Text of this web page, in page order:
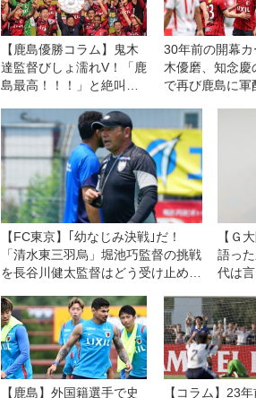
【鹿島優勝コラム】鬼木
達監督びしょ濡れV！「鹿
島最高！！！」と絶叫し
きた意味。「やっと一員
になれたかな」
30年前の開幕
木優磨、知念慶
で再び鹿島に
【J1第13節】
【FC東京】｢幼なじみ決戦｣だ！
「清水東三羽烏」堀池巧監督の挑戦
を長谷川健太監督はどう受け止める
【Ｇ
語っ
代は
回って
【鹿島】外国籍選手で史
【コラム】23